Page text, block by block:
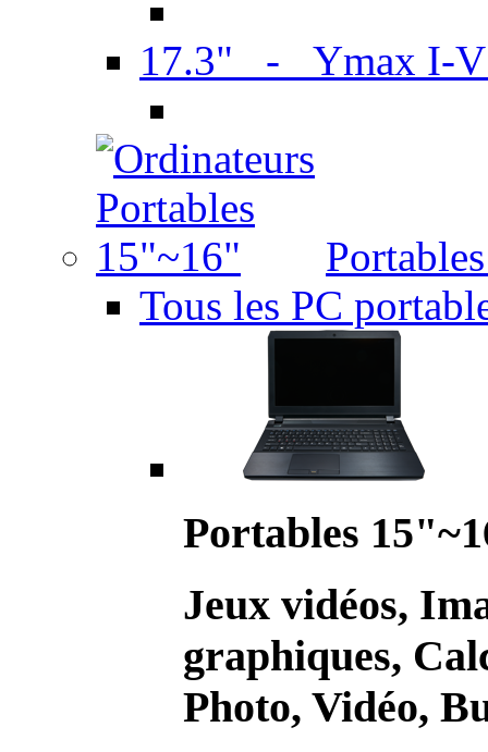
17.3" - Ymax I-
Tous les PC
Portables
Jeux vidéos,
graphiques,
Photo, Vidéo,